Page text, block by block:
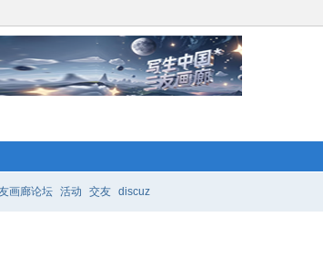
画廊论坛 活动 交友 discuz
我同行。www.xixi118.com